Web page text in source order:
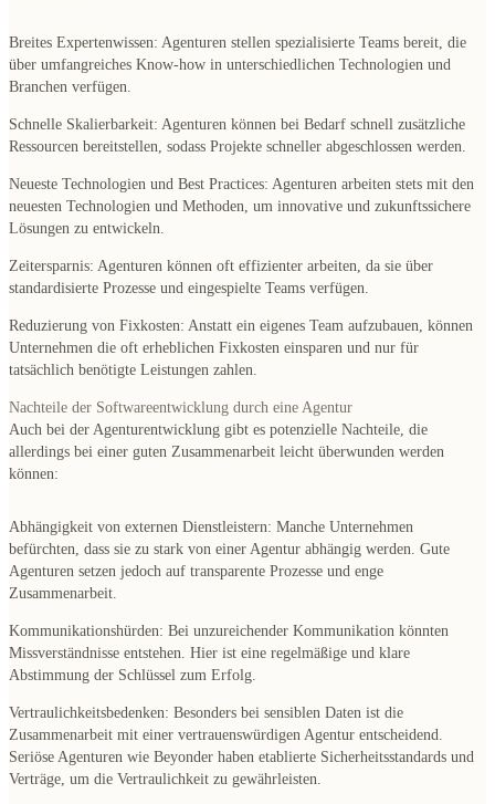
Breites Expertenwissen: Agenturen stellen spezialisierte Teams bereit, die
über umfangreiches Know-how in unterschiedlichen Technologien und
Branchen verfügen.
Schnelle Skalierbarkeit: Agenturen können bei Bedarf schnell zusätzliche
Ressourcen bereitstellen, sodass Projekte schneller abgeschlossen werden.
Neueste Technologien und Best Practices: Agenturen arbeiten stets mit den
neuesten Technologien und Methoden, um innovative und zukunftssichere
Lösungen zu entwickeln.
Zeitersparnis: Agenturen können oft effizienter arbeiten, da sie über
standardisierte Prozesse und eingespielte Teams verfügen.
Reduzierung von Fixkosten: Anstatt ein eigenes Team aufzubauen, können
Unternehmen die oft erheblichen Fixkosten einsparen und nur für
tatsächlich benötigte Leistungen zahlen.
Nachteile der Softwareentwicklung durch eine Agentur
Auch bei der Agenturentwicklung gibt es potenzielle Nachteile, die
allerdings bei einer guten Zusammenarbeit leicht überwunden werden
können:
Abhängigkeit von externen Dienstleistern: Manche Unternehmen
befürchten, dass sie zu stark von einer Agentur abhängig werden. Gute
Agenturen setzen jedoch auf transparente Prozesse und enge
Zusammenarbeit.
Kommunikationshürden: Bei unzureichender Kommunikation könnten
Missverständnisse entstehen. Hier ist eine regelmäßige und klare
Abstimmung der Schlüssel zum Erfolg.
Vertraulichkeitsbedenken: Besonders bei sensiblen Daten ist die
Zusammenarbeit mit einer vertrauenswürdigen Agentur entscheidend.
Seriöse Agenturen wie Beyonder haben etablierte Sicherheitsstandards und
Verträge, um die Vertraulichkeit zu gewährleisten.